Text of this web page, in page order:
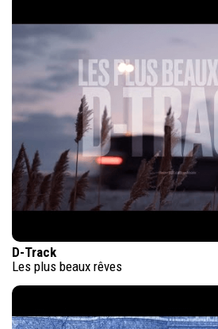
D-Track
Les plus beaux rêves